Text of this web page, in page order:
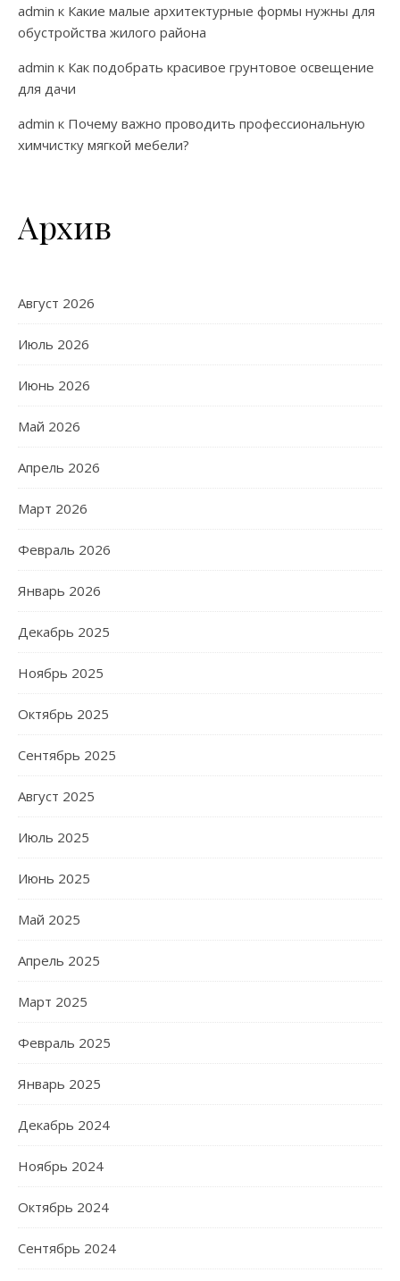
admin к Какие малые архитектурные формы нужны для
обустройства жилого района
admin к Как подобрать красивое грунтовое освещение
для дачи
admin к Почему важно проводить профессиональную
химчистку мягкой мебели?
Архив
Август 2026
Июль 2026
Июнь 2026
Май 2026
Апрель 2026
Март 2026
Февраль 2026
Январь 2026
Декабрь 2025
Ноябрь 2025
Октябрь 2025
Сентябрь 2025
Август 2025
Июль 2025
Июнь 2025
Май 2025
Апрель 2025
Март 2025
Февраль 2025
Январь 2025
Декабрь 2024
Ноябрь 2024
Октябрь 2024
Сентябрь 2024